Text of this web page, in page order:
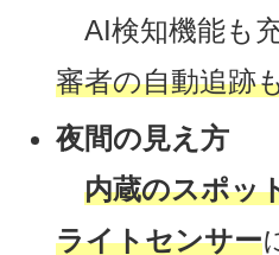
AI検知機能も
審者の自動追跡
夜間の見え方
内蔵のスポッ
ライトセンサー